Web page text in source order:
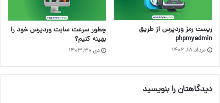
ریست رمز وردپرس از طریق
phpmyadmin
مرداد ۱۸, ۱۴۰۲
چطور سرعت سایت وردپرس خود را
بهینه کنیم؟
دی ۳۰, ۱۴۰۳
دیدگاهتان را بنویسید